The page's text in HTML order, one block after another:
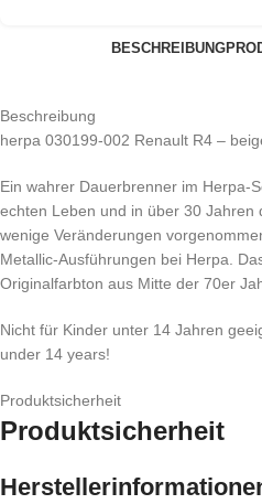
BESCHREIBUNG
Beschreibung
herpa 030199-002 Renault R4 –
Ein wahrer Dauerbrenner im Herpa-
echten Leben und in über 30 Jahren
wenige Veränderungen
Metallic-Ausführungen bei Herpa.
Originalfarbton aus Mitte der 70er
Nicht für Kinder unter 14 Jahren
under 14 years!
Produktsicherheit
Produktsicherheit